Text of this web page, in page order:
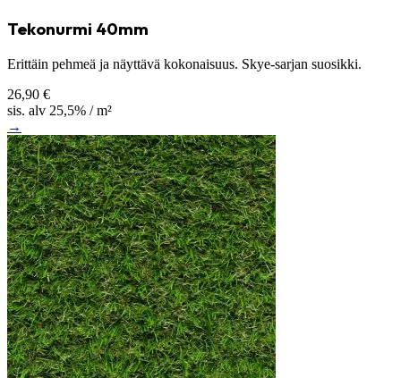
Tekonurmi 40mm
Erittäin pehmeä ja näyttävä kokonaisuus. Skye-sarjan suosikki.
26,90 €
sis. alv 25,5% / m²
→